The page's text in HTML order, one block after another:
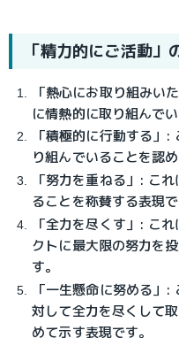
「精力的にご活動」
「熱心にお取り組みい
に情熱的に取り組んで
「積極的に行動する」
り組んでいることを認
「努力を重ねる」: こ
ることを称賛する表現で
「全力を尽くす」: こ
クトに最大限の努力を
す。
「一生懸命に努める」
対して全力を尽くして
めて示す表現です。